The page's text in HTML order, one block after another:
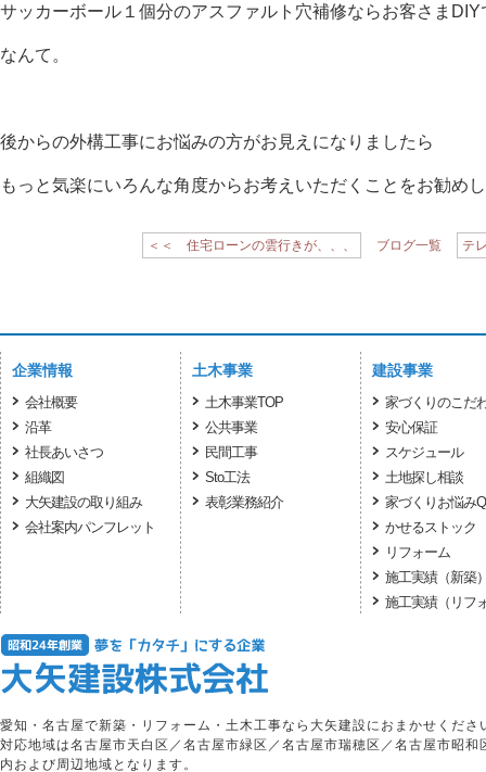
サッカーボール１個分のアスファルト穴補修ならお客さま
なんて。
後からの外構工事にお悩みの方がお見えになりましたら
もっと気楽にいろんな角度からお考えいただくことをお勧め
＜＜ 住宅ローンの雲行きが、、、 ブログ一覧 テ
企業情報
会社概要
沿革
社長あいさつ
組織図
大矢建設の取り組み
会社案内パンフレット
土木事業
土木事業TOP
公共事業
民間工事
Sto工法
表彰業務紹介
建設事業
家づくりのこだ
安心保証
スケジュール
土地探し相談
家づくりお悩み
かせるストック
リフォーム
施工実績（新築
施工実績（リフ
愛知・名古屋で新築・リフォーム・土木工事なら大矢建設におまかせくださ
対応地域は名古屋市天白区／名古屋市緑区／名古屋市瑞穂区／名古屋市昭
内および周辺地域となります。